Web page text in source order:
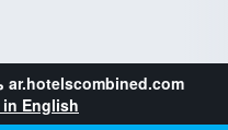
ar.hotelscombined.com
English